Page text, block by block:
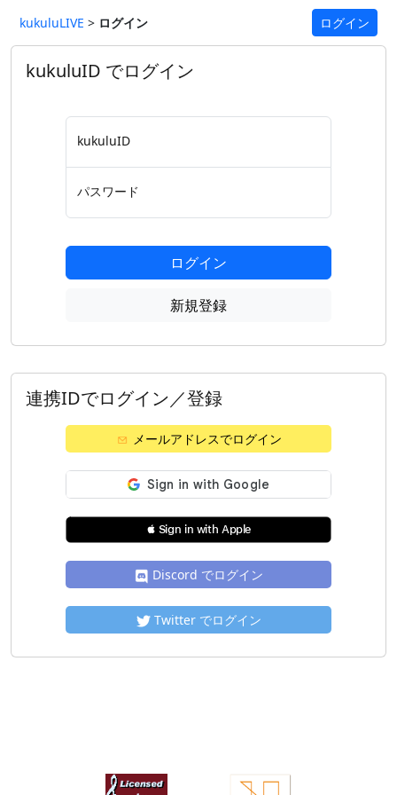
kukuluLIVE > ログイン ログイン
kukuluID でログイン
kukuluID
パスワード
ログイン
新規登録
連携IDでログイン／登録
メールアドレスでログイン
 Sign in with Apple
Discord でログイン
Twitter でログイン